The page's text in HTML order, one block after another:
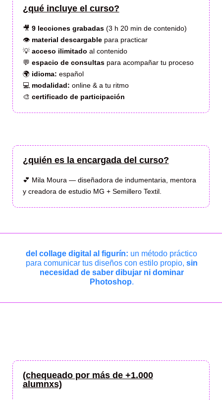
¿qué incluye el curso?
🎥 9 lecciones grabadas(3 h 20 min de contenido)
👁️ material descargablepara practicar
💡 acceso ilimitado al contenido
💬 espacio de consultaspara acompañar tu proceso
🌍 idioma: español
💻 modalidad: online & a tu ritmo
🎨 certificado de participación
¿quién es la encargada del curso?
💕 Mila Moura — diseñadora de indumentaria, mentora
y creadora de estudio MG + Semillero Textil.
del collage digital al figurín: un método práctico
para comunicar tus diseños con estilo propio, sin
necesidad de saber dibujar ni dominar
Photoshop.
(chequeado por más de +1.000
alumnxs)